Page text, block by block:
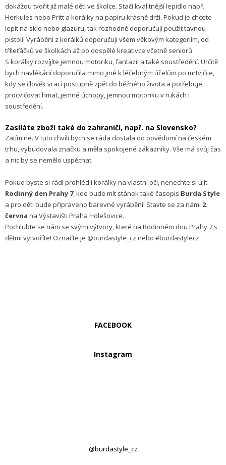
dokážou tvořit již malé děti ve školce. Stačí kvalitnější lepidlo např.
Herkules nebo Pritt a korálky na papíru krásně drží. Pokud je chcete
lepit na sklo nebo glazuru, tak rozhodně doporučuji použít tavnou
pistoli. Vyrábění z korálků doporučuji všem věkovým kategoriím, od
tříleťáčků ve školkách až po dospělé kreativce včetně seniorů.
S korálky rozvíjíte jemnou motoriku, fantazii a také soustředění. Určitě
bych navlékání doporučila mimo jiné k léčebným účelům po mrtvičce,
kdy se člověk vrací postupně zpět do běžného života a potřebuje
procvičovat hmat, jemné úchopy, jemnou motoriku v rukách i
soustředění.
Zasíláte zboží také do zahraničí, např. na Slovensko?
Zatím ne. V tuto chvíli bych se ráda dostala do povědomí na českém
trhu, vybudovala značku a měla spokojené zákazníky. Vše má svůj čas
a nic by se nemělo uspěchat.
Pokud byste si rádi prohlédli korálky na vlastní oči, nenechte si ujít
Rodinný den Prahy 7, kde bude mít stánek také časopis Burda Style
a pro děti bude připraveno barevné vyrábění! Stavte se za námi 2.
června na Výstavišti Praha Holešovice.
Pochlubte se nám se svými výtvory, které na Rodinném dnu Prahy 7 s
dětmi vytvoříte! Označte je @burdastyle_cz nebo #burdastylecz.
FACEBOOK
Instagram
@burdastyle_cz